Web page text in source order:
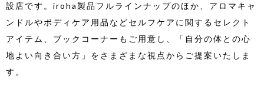
設店です。iroha製品フルラインナップのほか、アロマキャ
ンドルやボディケア用品などセルフケアに関するセレクト
アイテム、ブックコーナーもご用意し、「自分の体との心
地よい向き合い方」をさまざまな視点からご提案いたしま
す。